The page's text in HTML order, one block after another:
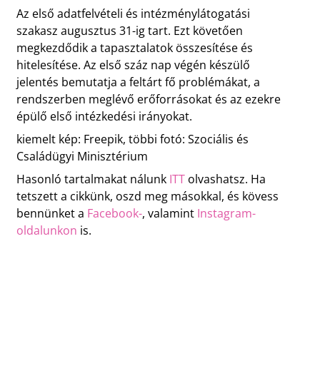
Az első adatfelvételi és intézménylátogatási
szakasz augusztus 31-ig tart. Ezt követően
megkezdődik a tapasztalatok összesítése és
hitelesítése. Az első száz nap végén készülő
jelentés bemutatja a feltárt fő problémákat, a
rendszerben meglévő erőforrásokat és az ezekre
épülő első intézkedési irányokat.
kiemelt kép: Freepik, többi fotó: Szociális és
Családügyi Minisztérium
Hasonló tartalmakat nálunk ITTolvashatsz. Ha
tetszett a cikkünk, oszd meg másokkal, és kövess
bennünket a Facebook-, valamint Instagram-
oldalunkon is.